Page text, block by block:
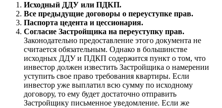
Исходный ДДУ или ПДКП.
Все предыдущие договоры о переуступке прав.
Паспорта цедента и цессионария.
Согласие Застройщика на переуступку прав.
Законодательно предоставление этого документа не
считается обязательным. Однако в большинстве
исходных ДДУ и ПДКП содержится пункт о том, что
инвестор должен известить Застройщика о намерении
уступить свое право требования квартиры. Если
инвестор уже выплатил всю сумму по исходному
договору, то ему будет достаточно отправить
Застройщику письменное уведомление. Если же